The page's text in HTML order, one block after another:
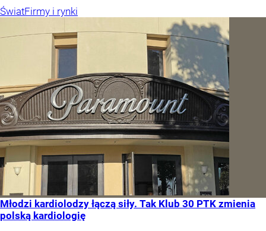
ŚwiatFirmy i rynki
Młodzi kardiolodzy łączą siły. Tak Klub 30 PTK zmienia
polską kardiologię